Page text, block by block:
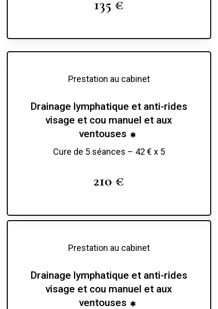
Toutes ces suggestions de soin sont à adapter de
les résultats, non seulement un certain compromis
d’hygiène alimentaire et de vie, ainsi qu’un
135 €
Prestation au cabinet
Drainage lymphatique et anti-rides
visage et cou manuel et aux
ventouses
Cure de 5 séances – 42 € x 5
210 €
Prestation au cabinet
Drainage lymphatique et anti-rides
visage et cou manuel et aux
ventouses